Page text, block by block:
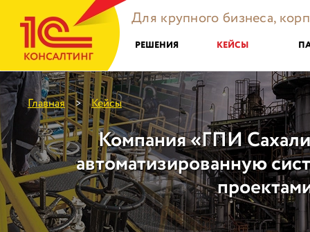
Для крупного бизнеса,
РЕШЕНИЯ КЕЙСЫ
Главная > Кейсы
Компания «ГПИ
автоматизированную